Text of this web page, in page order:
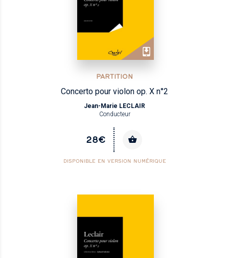
PARTITION
Concerto pour violon op. X n°2
Jean-Marie LECLAIR
Conducteur
28€
DISPONIBLE EN VERSION NUMÉRIQUE